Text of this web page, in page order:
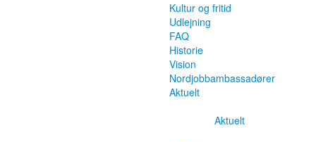
Kultur og fritid
Udlejning
FAQ
Historie
Vision
Nordjobbambassadører
Aktuelt
Aktuelt